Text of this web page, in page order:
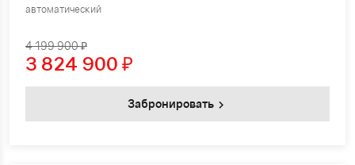
автоматический
4 199 900 ₽
3 824 900 ₽
Забронировать